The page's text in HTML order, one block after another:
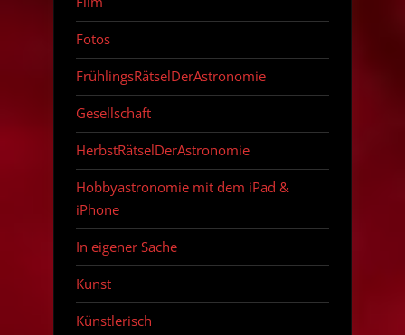
Fotos
FrühlingsRätselDerAstronomie
Gesellschaft
HerbstRätselDerAstronomie
Hobbyastronomie mit dem iPad &
iPhone
In eigener Sache
Kunst
Künstlerisch